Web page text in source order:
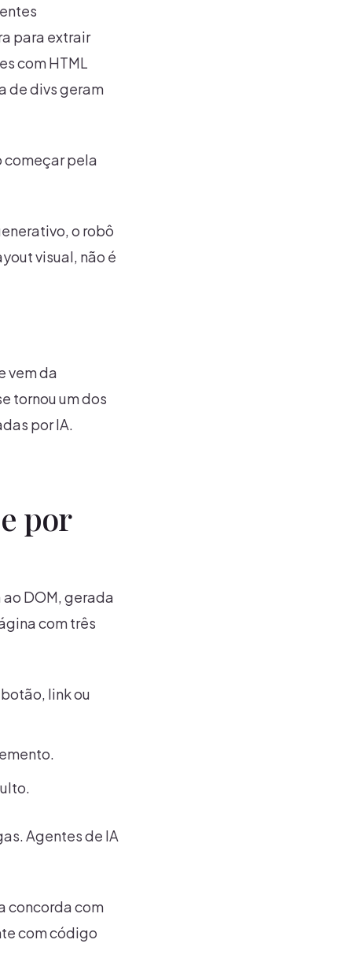
para extrair
com HTML
de divs geram
começar pela
o robô
visual, não é
vem da
tornou um dos
por IA.
por
DOM, gerada
com três
link ou
Agentes de IA
concorda com
com código